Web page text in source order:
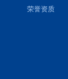
荣誉资质